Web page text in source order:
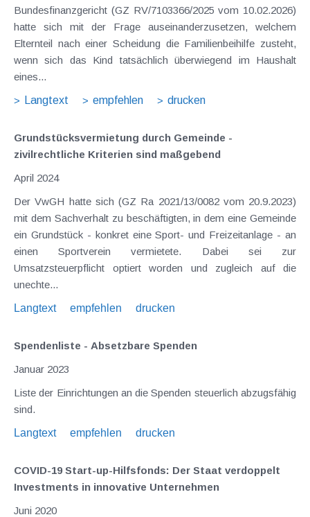
Bundesfinanzgericht (GZ RV/7103366/2025 vom 10.02.2026)
hatte sich mit der Frage auseinanderzusetzen, welchem
Elternteil nach einer Scheidung die Familienbeihilfe zusteht,
wenn sich das Kind tatsächlich überwiegend im Haushalt
eines...
Langtext
empfehlen drucken
Grundstücksvermietung durch Gemeinde -
zivilrechtliche Kriterien sind maßgebend
April 2024
Der VwGH hatte sich (GZ Ra 2021/13/0082 vom 20.9.2023)
mit dem Sachverhalt zu beschäftigten, in dem eine Gemeinde
ein Grundstück - konkret eine Sport- und Freizeitanlage - an
einen Sportverein vermietete. Dabei sei zur
Umsatzsteuerpflicht optiert worden und zugleich auf die
unechte...
Langtext
empfehlen drucken
Spendenliste - Absetzbare Spenden
Januar 2023
Liste der Einrichtungen an die Spenden steuerlich abzugsfähig
sind.
Langtext
empfehlen drucken
COVID-19 Start-up-Hilfsfonds: Der Staat verdoppelt
Investments in innovative Unternehmen
Juni 2020